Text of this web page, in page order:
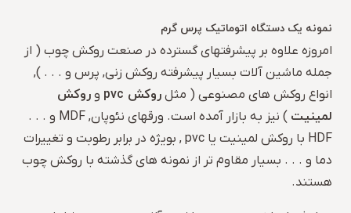
نمونه یک دستگاه اتوماتیک پرس گرم
امروزه علاوه بر پیشرفتهای گسترده در صنعت روکش چوب ( از
جمله ماشین آلات بسیار پیشرفته روکش زنی, پرس و . . . ),
انواع روکش های مصنوعی ( مثل روکش pvc و روکش
لمینیت
) نیز به بازار آمده است. ورقهای نئوپان, MDF و . . .
HDF با روکش لمینیت یا pvc , بویژه در برابر رطوبت و تغییرات
دما و . . . بسیار مقاوم تر از نمونه های گذشته با روکش چوب
هستند.